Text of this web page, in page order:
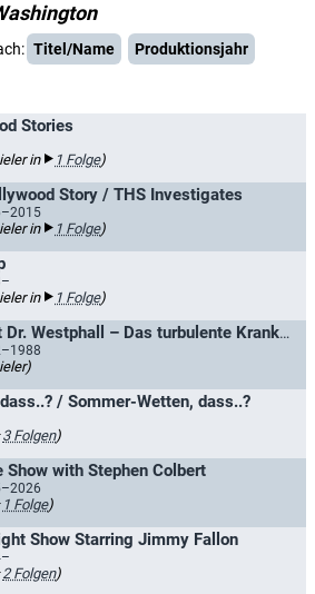
Titel/Name
Produktionsjahr
Stories
in 1 Folge)
Story / THS Investigates
in 1 Folge)
in 1 Folge)
Chefarzt Dr. Westphall – Das turbulente Krankenhaus
/ Sommer-Wetten, dass..?
3 Folgen)
Show with Stephen Colbert
1 Folge)
Show Starring Jimmy Fallon
2 Folgen)